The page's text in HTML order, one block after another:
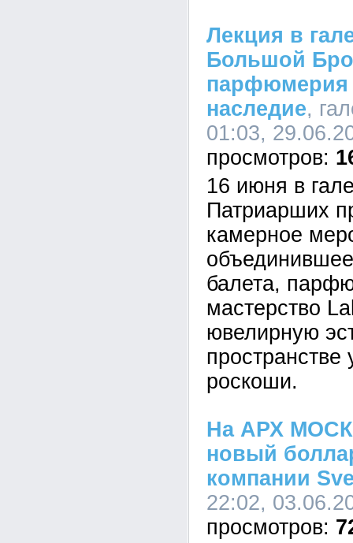
Лекция в
Большой
парфюмерия
наследие,
01:03,
16 июня в
Патриарших
камерное
балета,
мастерство
ювелирную
пространстве
роскоши.
На АРХ
новый
компании
22:02,